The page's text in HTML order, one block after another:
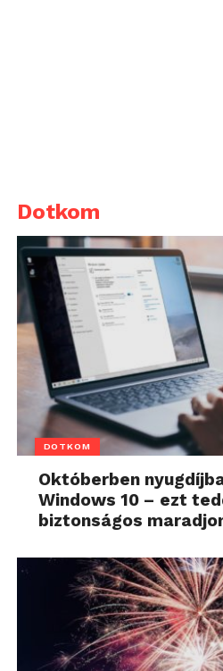
Dotkom
DOTKOM
Októberben
Windows 10 – ezt
biztonságos